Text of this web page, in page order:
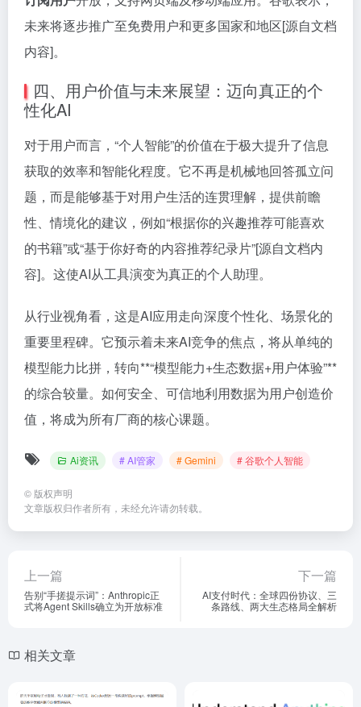
未来将逐步推广至免费用户和更多国家和地区[源自文档
内容]。
四、用户价值与未来展望：迈向真正的个
性化AI
对于用户而言，“个人智能”的价值在于极大提升了信息
获取的效率和智能化程度。它不再是机械地回答孤立问
题，而是能够基于对用户生活的连贯理解，提供前瞻
性、情境化的建议，例如“根据你的兴趣推荐可能喜欢
的书籍”或“基于你好奇的内容推荐纪录片”[源自文档内
容]。这使AI从工具演变为真正的个人助理。
从行业视角看，这是AI应用走向深度个性化、场景化的
重要里程碑。它预示着未来AI竞争的焦点，将从单纯的
模型能力比拼，转向**“模型能力+生态数据+用户体验”**
的综合较量。如何安全、可信地利用数据为用户创造价
值，将成为所有厂商的核心课题。
Ai资讯 # AI管家 # Gemini # 谷歌个人智能
© 版权声明
文章版权归作者所有，未经允许请勿转载。
上一篇
告别“手搓提示词”：Anthropic正
式将Agent Skills确立为开放标准
下一篇
AI支付时代：全球四份协议、三
条路线、两大生态格局全解析
相关文章